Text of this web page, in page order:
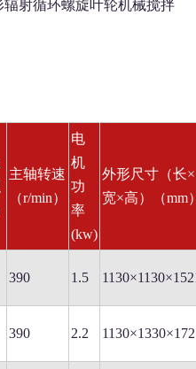
辐射循环螺旋叶轮机械搅拌
主轴转速
（r/min）
电
机
功
率
(kw)
外形尺寸（长×
宽×高）（mm
390 1.5
390 2.2